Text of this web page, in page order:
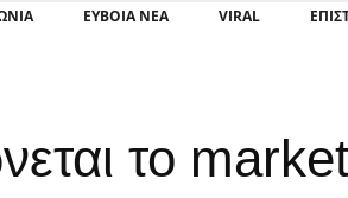
ΕΥΒΟΙΑ ΝΕΑ VIRAL
το